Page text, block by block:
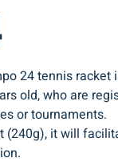
24 tennis racket
old, who are
or tournaments.
(240g), it will